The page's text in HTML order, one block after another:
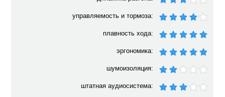
управляемость и тормоза:
плавность хода:
эргономика:
шумоизоляция:
штатная аудиосистема: